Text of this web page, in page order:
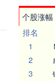
个股涨幅
排名
1
2
3